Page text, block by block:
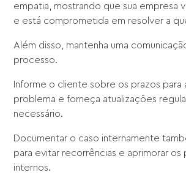
empatia, mostrando que sua empresa
e está comprometida em resolver a
Além disso, mantenha uma
processo.
Informe o cliente sobre os prazos para
problema e forneça atualizações
necessário.
Documentar o caso internamente
para evitar recorrências e aprimorar os
internos.